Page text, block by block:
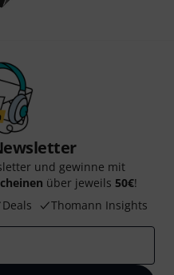
und gewinne mit
über jeweils 50€!
Deals Thomann Insights